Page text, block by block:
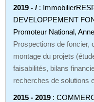
2019 - / :
DEVELOPPEMENT
Promoteur National,
Prospections de foncier,
montage du projets
faisabilités, bilans
recherches de solutions
2015 - 2019 :